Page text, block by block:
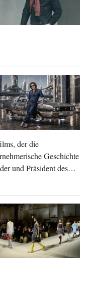
der die
Geschichte
und Präsident des
und eine der
der Biennale...